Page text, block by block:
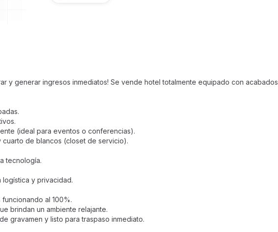
y generar ingresos inmediatos! Se vende hotel totalmente equipado con acabados
(ideal para eventos o conferencias).
de blancos (closet de servicio).
tecnología.
y privacidad.
al 100%.
brindan un ambiente relajante.
gravamen y listo para traspaso inmediato.